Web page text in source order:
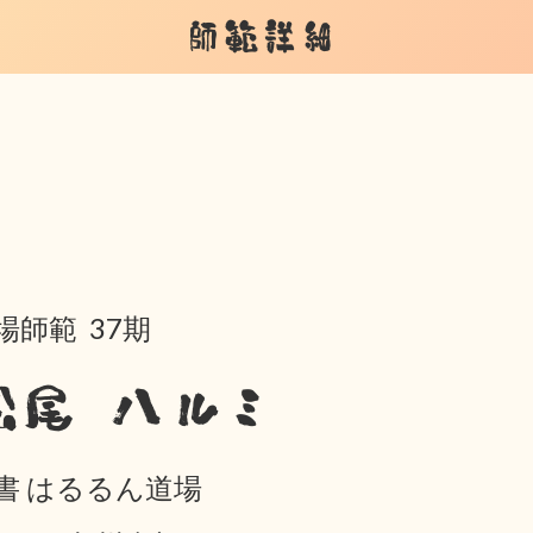
師範詳細
師範 37期
尾 ハルミ
はるるん道場